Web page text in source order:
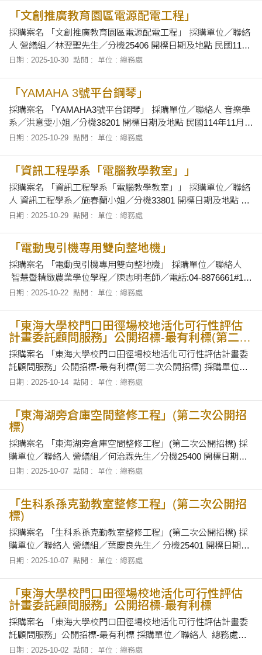
關文件。
「文創推廣教育園區電源配電工程」
採購案名 「文創推廣教育園區電源配電工程」 採購單位／聯絡
人 營繕組／林翌聖先生／分機25406 開標日期及地點 民國114
年11月7日上午10時30分正，在本校總務處會議室當眾開標。
標有關文件。
日期 : 2025-10-30 點閱 : 單位 : 總務處
「YAMAHA 3號平台鋼琴」
採購案名 「YAMAHA3號平台鋼琴」 採購單位／聯絡人 音樂學
系／洪意雯小姐／分機38201 開標日期及地點 民國114年11月7
日上午10時20分正，在本校總務處會議室當眾開標。 招標文件
系館M
日期 : 2025-10-29 點閱 : 單位 : 總務處
「資訊工程學系「電腦教學教室」」
採購案名 「資訊工程學系「電腦教學教室」」 採購單位／聯絡
人 資訊工程學系／施春蘭小姐／分機33801 開標日期及地點 民
國114年11月7日上午10時正，在本校總務處會議室當眾開標。
工程學系辦公
日期 : 2025-10-29 點閱 : 單位 : 總務處
「電動曳引機專用雙向整地機」
採購案名 「電動曳引機專用雙向整地機」 採購單位／聯絡人
智慧暨精緻農業學位學程／陳志明老師／電話:04-8876661#101
開標日期及地點 民國114年10月29日下午16時30分正，在本校
日期 : 2025-10-22 點閱 : 單位 : 總務處
「東海大學校門口田徑場校地活化可行性評估
計畫委託顧問服務」公開招標-最有利標(第二次
公開招標)
採購案名 「東海大學校門口田徑場校地活化可行性評估計畫委
託顧問服務」公開招標-最有利標(第二次公開招標) 採購單位／
聯絡人 總務處採資組／蕭雅菁小姐／電話:25502 開標日期及地
日期 : 2025-10-14 點閱 : 單位 : 總務處
「東海湖旁倉庫空間整修工程」(第二次公開招
標)
採購案名 「東海湖旁倉庫空間整修工程」(第二次公開招標) 採
購單位／聯絡人 營繕組／何治霖先生／分機25400 開標日期及
地點 114年10月21日上午9時00分，在本校第一會議室當眾開
日期 : 2025-10-07 點閱 : 單位 : 總務處
「生科系孫克勤教室整修工程」(第二次公開招
標)
採購案名 「生科系孫克勤教室整修工程」(第二次公開招標) 採
購單位／聯絡人 營繕組／葉慶良先生／ 分機25401 開標日期及
地點 民國114年10月9日下午4時正，在本校總務處會議室當眾
務處採
日期 : 2025-10-07 點閱 : 單位 : 總務處
「東海大學校門口田徑場校地活化可行性評估
計畫委託顧問服務」公開招標-最有利標
採購案名 「東海大學校門口田徑場校地活化可行性評估計畫委
託顧問服務」公開招標-最有利標 採購單位／聯絡人 總務處採
資組／蕭雅菁小姐／電話:25502 開標日期及地點 民國114年10
日期 : 2025-10-02 點閱 : 單位 : 總務處